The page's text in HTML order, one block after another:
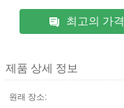
최고의 가격
제품 상세 정보
원래 장소: